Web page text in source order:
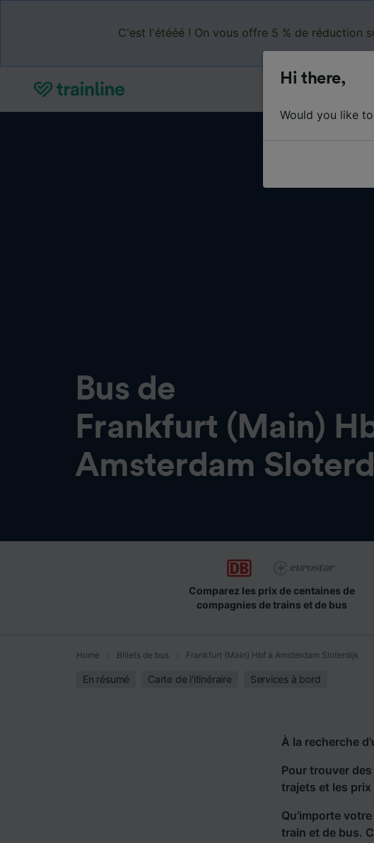
C'est l'étééé ! On vous offre 5 % de réduction
Bus de
Frankfurt (Main)
Amsterdam
Comparez les prix de centaines de
compagnies de trains et de bus
Home Billets de bus Frankfurt (Main) Hbf à Amsterdam Sloterdijk
En résumé Carte de l'itinéraire Services à bord
À la recherche
Pour trouver
trajets et les
Qu’importe
train et de bus.
Hi there,
Would you like